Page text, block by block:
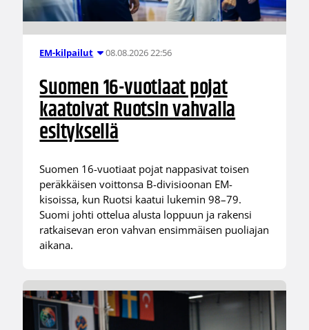
EM-kilpailut 08.08.2026 22:56
Suomen 16-vuotiaat pojat
kaatoivat Ruotsin vahvalla
esityksellä
Suomen 16-vuotiaat pojat nappasivat toisen
peräkkäisen voittonsa B-divisioonan EM-
kisoissa, kun Ruotsi kaatui lukemin 98–79.
Suomi johti ottelua alusta loppuun ja rakensi
ratkaisevan eron vahvan ensimmäisen puoliajan
aikana.